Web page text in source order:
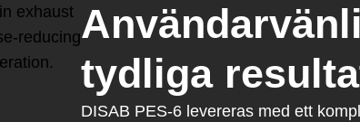
tydliga
DISAB PES-6 levereras med ett